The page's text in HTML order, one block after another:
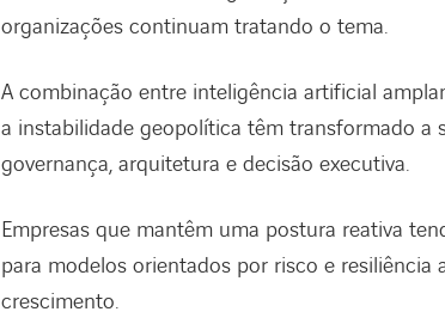
organizações continuam tratando o tema.
A combinação entre inteligência artificial
a instabilidade geopolítica têm transformado
governança, arquitetura e decisão executiva.
Empresas que mantêm uma postura reativa
para modelos orientados por risco e
crescimento.